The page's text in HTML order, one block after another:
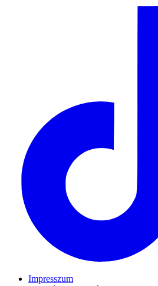
Impresszum